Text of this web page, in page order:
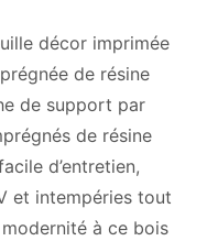
décor imprimée
de résine
de support par
de résine
d’entretien,
et intempéries tout
à ce bois